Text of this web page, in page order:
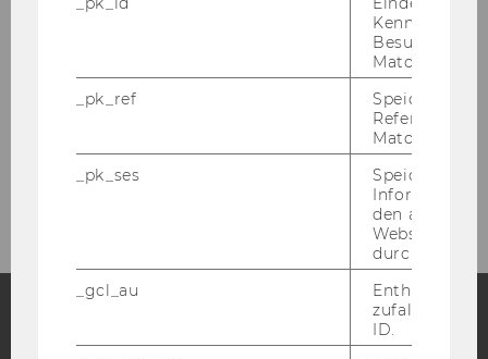
ivm Foyer
ivm Team
FacebookInstagramBlog
Besuchers
Matomo.
_pk_ref
Speicherung
Referrers
Matomo.
_pk_ses
Speicherung
den aktuellen
durch
_gcl_au
Enthält eine
ID.